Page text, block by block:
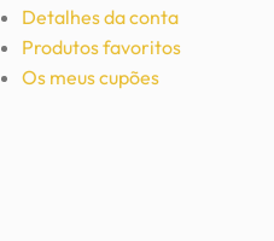
Detalhes da conta
Produtos favoritos
Os meus cupões